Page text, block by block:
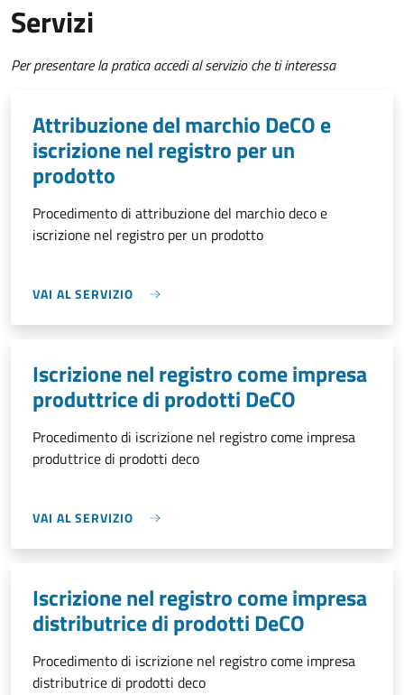
Servizi
Per presentare la pratica accedi al servizio che ti interessa
Attribuzione del marchio DeCO e
iscrizione nel registro per un
prodotto
Procedimento di attribuzione del marchio deco e
iscrizione nel registro per un prodotto
VAI AL SERVIZIO
Iscrizione nel registro come impresa
produttrice di prodotti DeCO
Procedimento di iscrizione nel registro come impresa
produttrice di prodotti deco
VAI AL SERVIZIO
Iscrizione nel registro come impresa
distributrice di prodotti DeCO
Procedimento di iscrizione nel registro come impresa
distributrice di prodotti deco